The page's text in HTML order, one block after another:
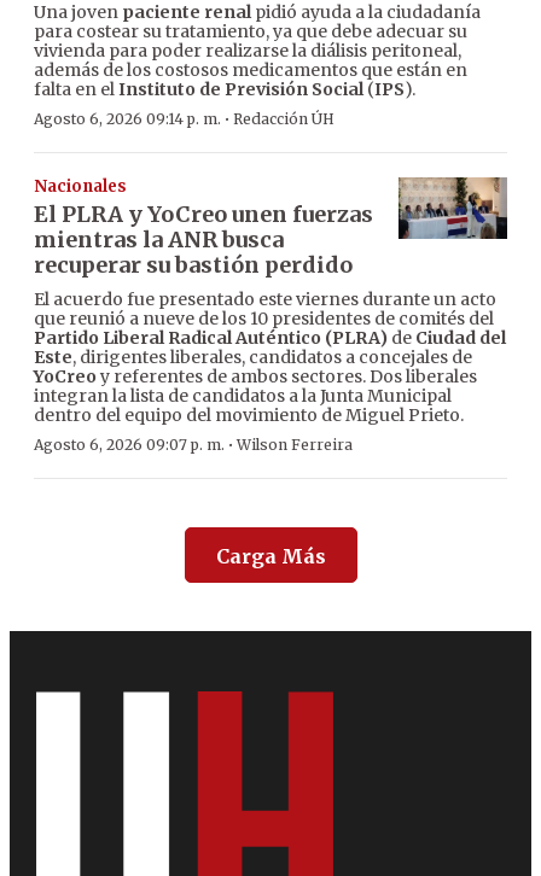
Una joven paciente renalpidió ayuda a la ciudadanía
para costear su tratamiento, ya que debe adecuar su
vivienda para poder realizarse la diálisis peritoneal,
además de los costosos medicamentos que están en
falta en elInstituto de Previsión Social(IPS).
Agosto 6, 2026 09:14 p. m. · Redacción ÚH
Nacionales
El PLRA y YoCreo unen fuerzas
mientras la ANR busca
recuperar su bastión perdido
El acuerdo fue presentado este viernes durante un acto
que reunió a nueve de los 10 presidentes de comités del
Partido Liberal Radical Auténtico (PLRA) de Ciudad del
Este, dirigentes liberales, candidatos a concejales de
YoCreo y referentes de ambos sectores. Dos liberales
integran la lista de candidatos a la Junta Municipal
dentro del equipo del movimiento de Miguel Prieto.
Agosto 6, 2026 09:07 p. m. ·Wilson Ferreira
Carga Más